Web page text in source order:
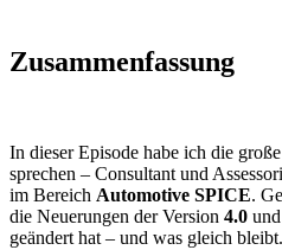
Zusammenfassung
In dieser Episode habe ich die
sprechen – Consultant und
im Bereich Automotive SPICE.
die Neuerungen der Version 4.0
geändert hat – und was gleich bleibt.